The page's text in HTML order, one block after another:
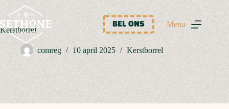
naar
de
inhoud
BEL ONS Menu
Kerstborrel
comreg 10 april 2025 Kerstborrel